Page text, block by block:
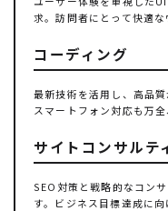
求。訪問者にとって快適な
コーディング
最新技術を活用し、高品
スマートフォン対応も万
サイトコンサルテ
SEO対策と戦略的なコン
す。ビジネス目標達成に